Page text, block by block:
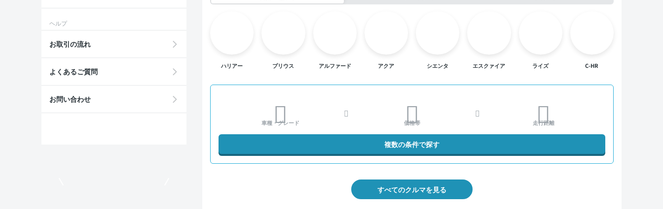
ハリアー プリウス アルファード アクア シエンタ エスクァイア ライズ C-HR
車種・グレード 価格帯 走行距離
複数の条件で探す
すべてのクルマを見る
ヘルプ
お取引の流れ
よくあるご質問
お問い合わせ